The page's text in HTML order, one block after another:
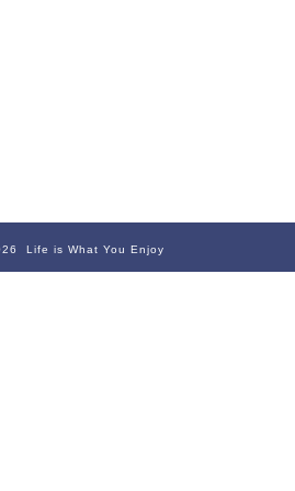
Life is What You Enjoy